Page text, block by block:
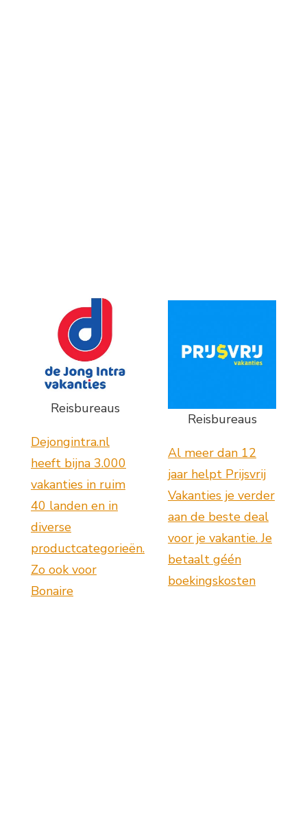
Reisbureaus
Dejongintra.nl
heeft bijna 3.000
vakanties in ruim
40 landen en in
diverse
productcategorieën.
Zo ook voor
Bonaire
Reisbureaus
Al meer dan 12
jaar helpt Prijsvrij
Vakanties je verder
aan de beste deal
voor je vakantie. Je
betaalt géén
boekingskosten